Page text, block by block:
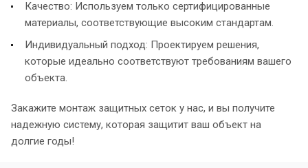
Качество: Используем только сертифицированные
материалы, соответствующие высоким стандартам.
Индивидуальный подход: Проектируем решения,
которые идеально соответствуют требованиям вашего
объекта.
Закажите монтаж защитных сеток у нас, и вы получите
надежную систему, которая защитит ваш объект на
долгие годы!